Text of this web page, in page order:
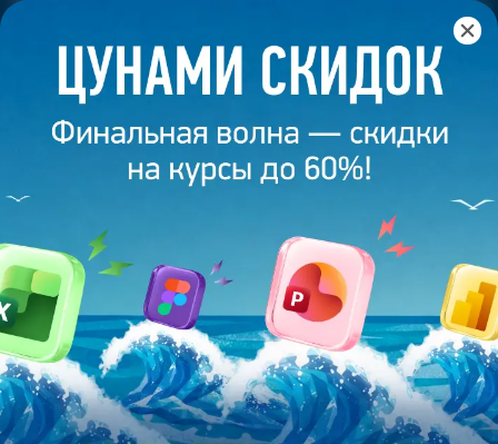
Главная /Банк слайдов / Презентация 457 – Работа
выполнена выпускником академии презентаций
Bonnie&Slide
ПРЕЗЕНТАЦИЯ 457 - РАБОТА
ВЫПОЛНЕНА ВЫПУСКНИКОМ
АКАДЕМИИ ПРЕЗЕНТАЦИЙ
BONNIE&SLIDE
Моё избранное